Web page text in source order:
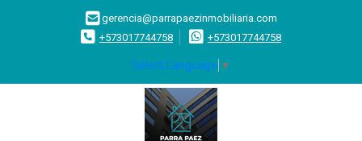
gerencia@parrapaezinmobiliaria.com
+573017744758
+573017744758
Select Language ▼